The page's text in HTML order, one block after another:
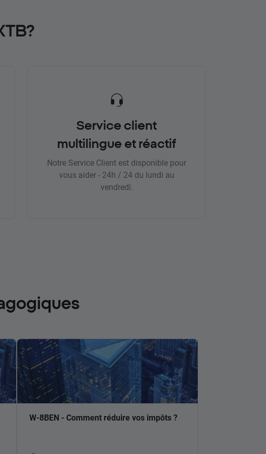
Service client
multilingue et réactif
Notre Service Client est disponible pour
vous aider - 24h / 24 du lundi au
vendredi.
W-8BEN - Comment réduire vos impôts ?